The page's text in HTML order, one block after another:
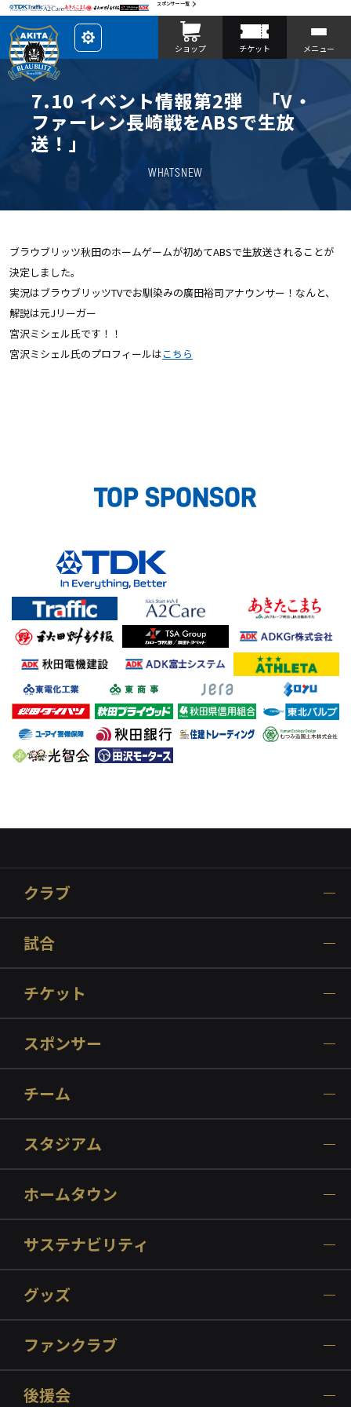
スポンサー一覧
レ
イ
ア
を
カ
ス
タ
マ
ショップ チケット メニュー
7.10 イベント情報第2弾 「V・
ファーレン長崎戦をABSで生放
送！」
WHATSNEW
ブラウブリッツ秋田のホームゲームが初めてABSで生放送されることが
決定しました。
実況はブラウブリッツTVでお馴染みの廣田裕司アナウンサー！なんと、
解説は元Jリーガー
宮沢ミシェル氏です！！
宮沢ミシェル氏のプロフィールはこちら
TOP SPONSOR
クラブ
試合
チケット
スポンサー
チーム
スタジアム
ホームタウン
サステナビリティ
グッズ
ファンクラブ
後援会